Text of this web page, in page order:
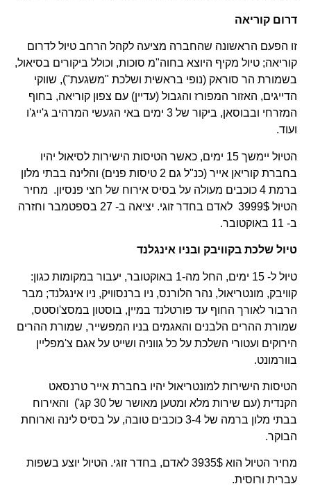
דרום קוריאה
זו הפעם הראשונה שהחברה מציעה לקהל הרחב טיול לדרום
קוריאה; טיול מקיף היוצא בחוה"מ סוכות, וכולל ביקורים בסיאול,
בשמורת הר סוראק (נופי בראשית ושלכת "משגעת"), שווקי
הדייגים, האזור המפורז והגבול (עדיין) עם צפון קוריאה, בחוף
המזרחי ובבוסאן, ביקור של 3 ימים באי הגעשי המרהיב ג'ייג'ו
ועוד.
הטיול יימשך 15 ימים, כאשר הטיסות הישירות לסיאול יהיו
בחברת קוריאן אייר (כנ"ל גם 2 טיסות פנים) והלינה בבתי מלון
ברמת 4 כוכבים מעולה על בסיס אירוח של חצי פנסיון. מחיר
הטיול 3999$ לאדם בחדר זוגי. יציאה ב- 27 בספטמבר וחזרה
ב- 11 באוקטובר.
טיול שלכת בקוויבק ובניו אינגלנד
טיול ל- 15 ימים, החל מה-1 באוקטובר, יעבור במקומות כגון:
קוויבק, מונטריאול, נהר הלורנס, ניו ברנסוויק, ניו אינגלנד; מבר
הרבור לאורך החוף עד פורטלנד במיין, בוסטון במסצ'וסטס,
שמורת ההרים הלבנים והאגמים בניו המפשייר, שמורת ההרים
הירוקים ועטורי השלכת על כל גווניה ושייט על אגם צ'מפליין
בוורמונט.
הטיסות הישירות למונטריאול יהיו בחברת אייר טרנסאט
הקנדית (עם שירות מלא ומטען מאושר של 30 קג') והאירוח
בבתי מלון ברמה של 3-4 כוכבים טובה, על בסיס לינה וארוחת
הבוקר.
מחיר הטיול הוא 3935$ לאדם, בחדר זוגי. הטיול יוצע בשפות
עברית ורוסית.